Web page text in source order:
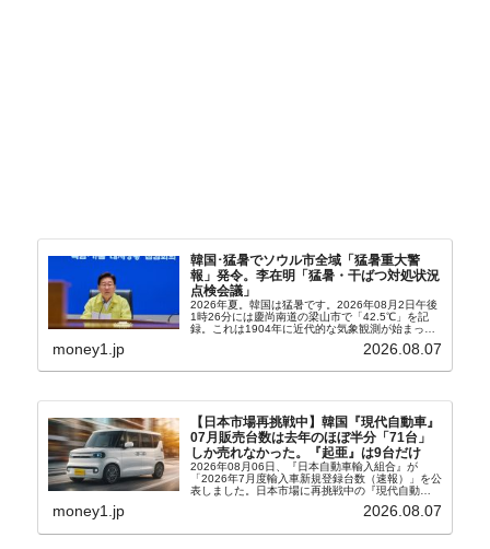
韓国･猛暑でソウル市全域「猛暑重大警
報」発令。李在明「猛暑・干ばつ対処状況
点検会議」
2026年夏。韓国は猛暑です。2026年08月2日午後
1時26分には慶尚南道の梁山市で「42.5℃」を記
録。これは1904年に近代的な気象観測が始まって
ウル市全域への「猛暑重大警報」が発令され...
money1.jp 2026.08.07
【日本市場再挑戦中】韓国『現代自動車』
07月販売台数は去年のほぼ半分「71台」
しか売れなかった。『起亜』は9台だけ
2026年08月06日、『日本自動車輸入組合』が
「2026年7月度輸入車新規登録台数（速報）」を公
表しました。日本市場に再挑戦中の『現代自動
台数はこの中に捉えられているはずです。先月から
money1.jp 2026.08.07